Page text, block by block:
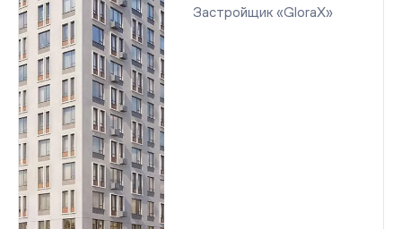
Застройщик «GloraX»